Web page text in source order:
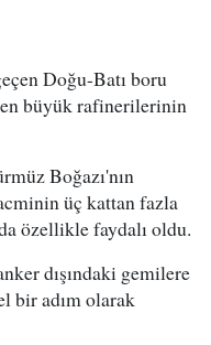
Doğu-Batı boru
en büyük rafinerilerinin
Boğazı'nın
üç kattan fazla
özellikle faydalı oldu.
dışındaki gemilere
bir adım olarak